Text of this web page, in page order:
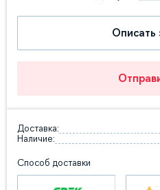
Описать
Доставка:
Наличие:
Способ доставки